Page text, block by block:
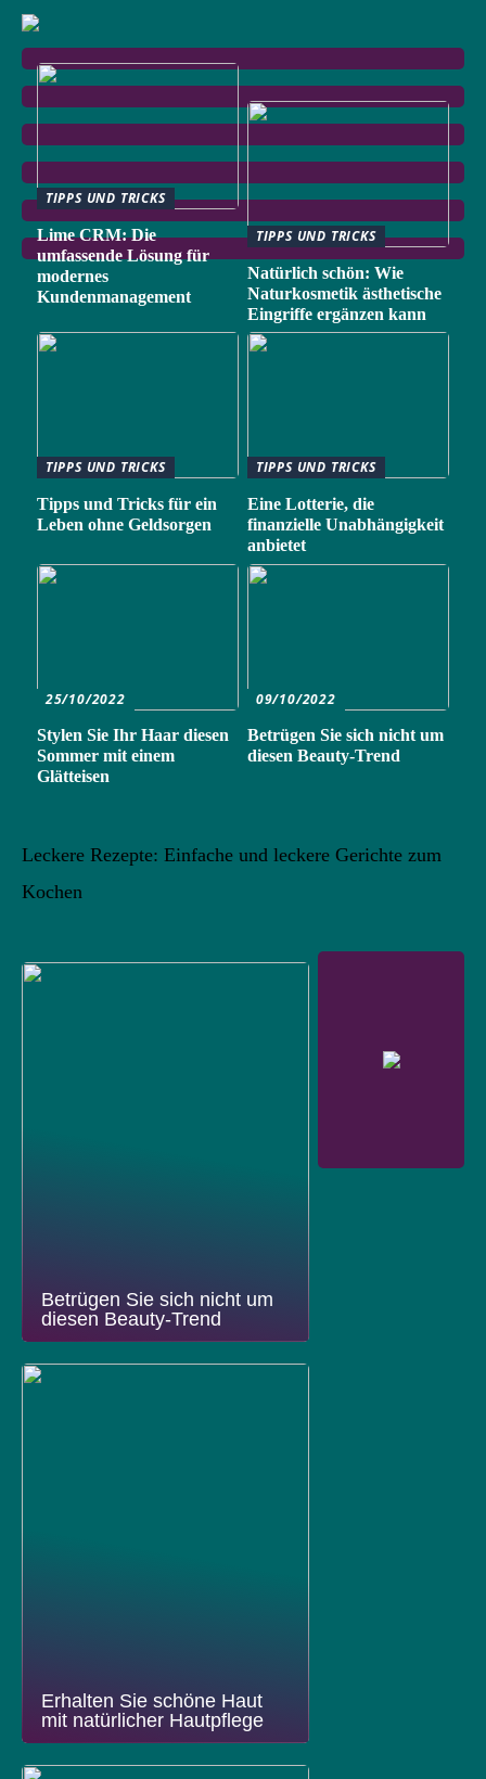
TIPPS UND TRICKS
Lime CRM: Die
umfassende Lösung für
modernes
Kundenmanagement
TIPPS UND TRICKS
Natürlich schön: Wie
Naturkosmetik ästhetische
Eingriffe ergänzen kann
TIPPS UND TRICKS
Tipps und Tricks für ein
Leben ohne Geldsorgen
TIPPS UND TRICKS
Eine Lotterie, die
finanzielle Unabhängigkeit
anbietet
25/10/2022
Stylen Sie Ihr Haar diesen
Sommer mit einem
Glätteisen
09/10/2022
Betrügen Sie sich nicht um
diesen Beauty-Trend
Leckere Rezepte: Einfache und leckere Gerichte zum
Kochen
Betrügen Sie sich nicht um
diesen Beauty-Trend
Erhalten Sie schöne Haut
mit natürlicher Hautpflege